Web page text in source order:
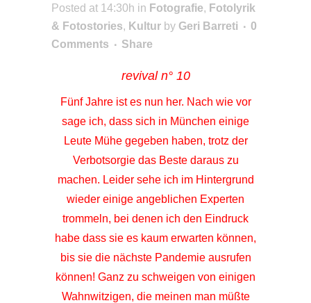
Posted at 14:30h in Fotografie, Fotolyrik
& Fotostories, Kultur by Geri Barreti
0
Comments
Share
revival n° 10
Fünf Jahre ist es nun her. Nach wie vor
sage ich, dass sich in München einige
Leute Mühe gegeben haben, trotz der
Verbotsorgie das Beste daraus zu
machen. Leider sehe ich im Hintergrund
wieder einige angeblichen Experten
trommeln, bei denen ich den Eindruck
habe dass sie es kaum erwarten können,
bis sie die nächste Pandemie ausrufen
können! Ganz zu schweigen von einigen
Wahnwitzigen, die meinen man müßte